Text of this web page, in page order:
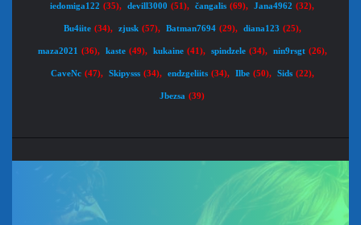
iedomiga122 (35), devill3000 (51), čangalis (69), Jana4962 (32),
Bu4iite (34), zjusk (57), Batman7694 (29), diana123 (25),
maza2021 (36), kaste (49), kukaine (41), spindzele (34), nin9rsgt (26),
CaveNc (47), Skipysss (34), endzgeliits (34), Ilbe (50), Sids (22),
Jbezsa (39)